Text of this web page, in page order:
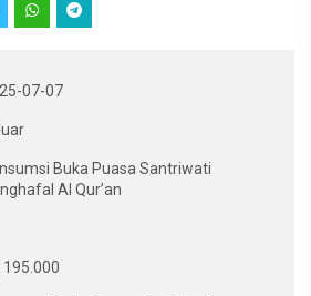
07-07
Buka Puasa Santriwati
Al Qur’an
195.000